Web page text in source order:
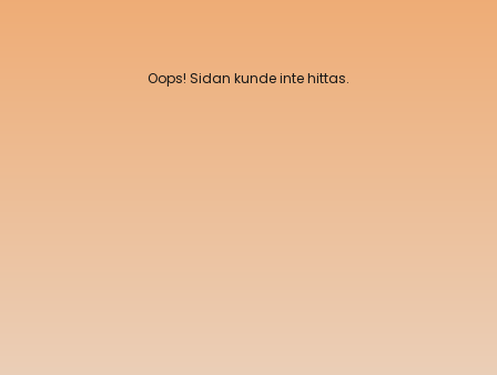
Oops! Sidan kunde inte hittas.